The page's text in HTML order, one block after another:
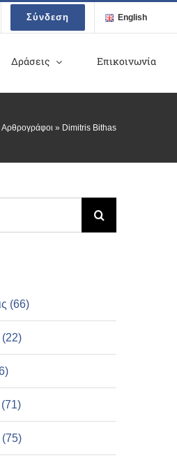
Σύνδεση English
Δράσεις Επικοινωνία
Αρθρογράφοι » Dimitris Bithas
(66)
(22)
(71)
(75)